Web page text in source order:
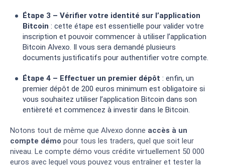
Étape 3 – Vérifier votre identité sur l’application
Bitcoin : cette étape est essentielle pour valider votre
inscription et pouvoir commencer à utiliser l’application
Bitcoin Alvexo. Il vous sera demandé plusieurs
documents justificatifs pour authentifier votre compte.
Étape 4 – Effectuer un premier dépôt : enfin, un
premier dépôt de 200 euros minimum est obligatoire si
vous souhaitez utiliser l’application Bitcoin dans son
entièreté et commencez à investir dans le Bitcoin.
Notons tout de même que Alvexo donne accès à un
compte démo pour tous les traders, quel que soit leur
niveau. Le compte démo vous crédite virtuellement 50 000
euros avec lequel vous pouvez vous entraîner et tester la